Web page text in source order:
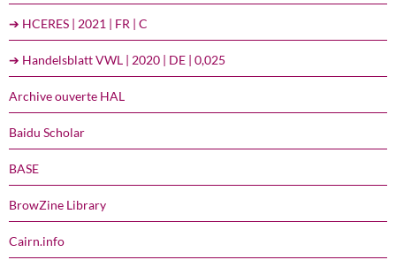
➔ HCERES | 2021 | FR | C
➔ Handelsblatt VWL | 2020 | DE | 0,025
Archive ouverte HAL
Baidu Scholar
BASE
BrowZine Library
Cairn.info